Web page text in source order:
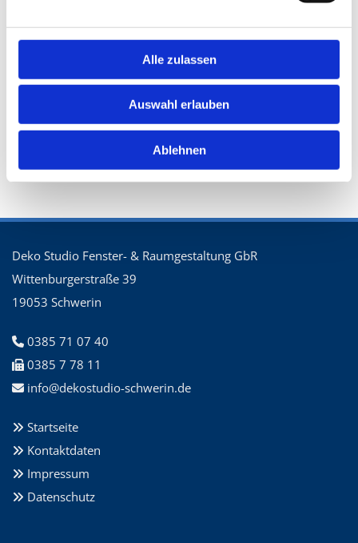
Alle zulassen
Auswahl erlauben
Ablehnen
Deko Studio Fenster- & Raumgestaltung GbR
Wittenburgerstraße 39
19053 Schwerin
 0385 71 07 40
 0385 7 78 11
 info@dekostudio-schwerin.de
 Startseite
 Kontaktdaten
 Impressum
 Datenschutz